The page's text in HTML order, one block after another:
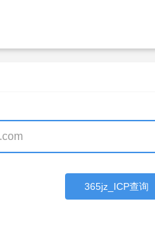
365jz_ICP查询